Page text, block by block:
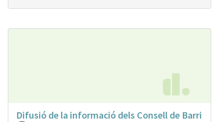
Difusió de la informació dels Consell de Barri